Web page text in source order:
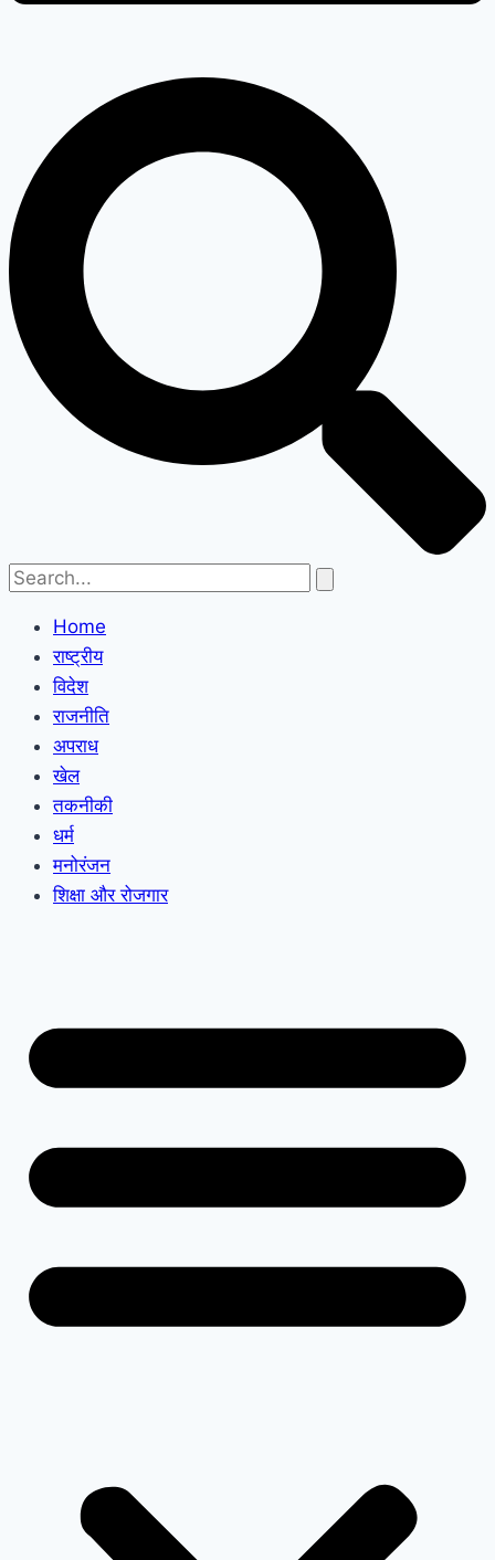
Home
राष्ट्रीय
विदेश
राजनीति
अपराध
खेल
तकनीकी
धर्म
मनोरंजन
शिक्षा और रोजगार